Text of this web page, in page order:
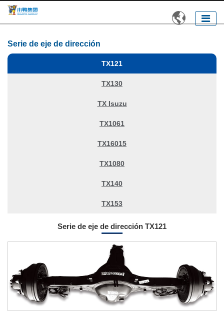

Serie de eje de dirección
TX121
TX130
TX Isuzu
TX1061
TX16015
TX1080
TX140
TX153
Serie de eje de dirección TX121